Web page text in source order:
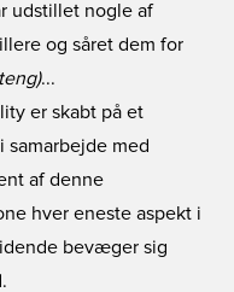
udstillet nogle af
og såret dem for
...
er skabt på et
samarbejde med
af denne
hver eneste aspekt i
bevæger sig